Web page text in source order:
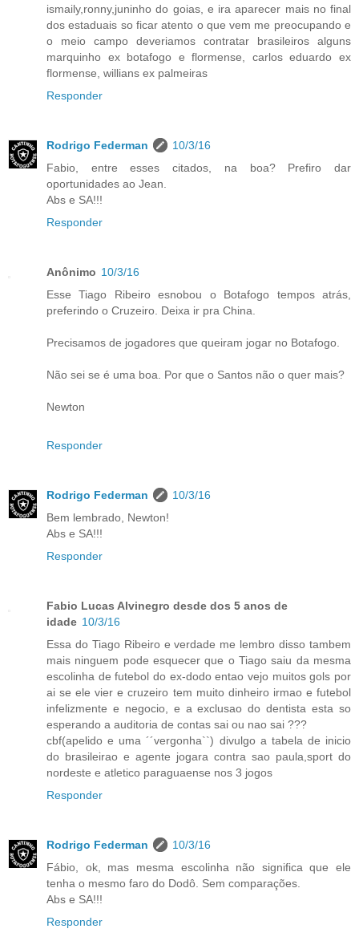
ismaily,ronny,juninho do goias, e ira aparecer mais no final
dos estaduais so ficar atento o que vem me preocupando e
o meio campo deveriamos contratar brasileiros alguns
marquinho ex botafogo e flormense, carlos eduardo ex
flormense, willians ex palmeiras
Responder
Rodrigo Federman
10/3/16
Fabio, entre esses citados, na boa? Prefiro dar
oportunidades ao Jean.
Abs e SA!!!
Responder
Anônimo 10/3/16
Esse Tiago Ribeiro esnobou o Botafogo tempos atrás,
preferindo o Cruzeiro. Deixa ir pra China.
Precisamos de jogadores que queiram jogar no Botafogo.
Não sei se é uma boa. Por que o Santos não o quer mais?
Newton
Responder
Rodrigo Federman
10/3/16
Bem lembrado, Newton!
Abs e SA!!!
Responder
Fabio Lucas Alvinegro desde dos 5 anos de
idade 10/3/16
Essa do Tiago Ribeiro e verdade me lembro disso tambem
mais ninguem pode esquecer que o Tiago saiu da mesma
escolinha de futebol do ex-dodo entao vejo muitos gols por
ai se ele vier e cruzeiro tem muito dinheiro irmao e futebol
infelizmente e negocio, e a exclusao do dentista esta so
esperando a auditoria de contas sai ou nao sai ???
cbf(apelido e uma ´´vergonha``) divulgo a tabela de inicio
do brasileirao e agente jogara contra sao paula,sport do
nordeste e atletico paraguaense nos 3 jogos
Responder
Rodrigo Federman
10/3/16
Fábio, ok, mas mesma escolinha não significa que ele
tenha o mesmo faro do Dodô. Sem comparações.
Abs e SA!!!
Responder